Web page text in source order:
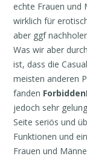
echte Frauen und
wirklich für
aber ggf
Was wir aber
ist, dass die
meisten anderen
fanden
jedoch sehr
Seite seriös und
Funktionen und
Frauen und